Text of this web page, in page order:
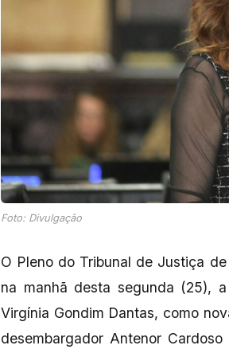
Foto: Divulgação
O Pleno do Tribunal de Justiça
na manhã desta segunda (25),
Virgínia Gondim Dantas, como
desembargador Antenor